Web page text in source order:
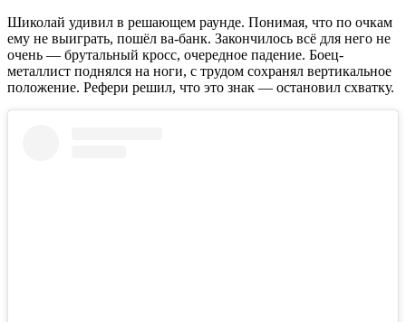
Шиколай удивил в решающем раунде. Понимая, что по очкам
ему не выиграть, пошёл ва-банк. Закончилось всё для него не
очень — брутальный кросс, очередное падение. Боец-
металлист поднялся на ноги, с трудом сохранял вертикальное
положение. Рефери решил, что это знак — остановил схватку.